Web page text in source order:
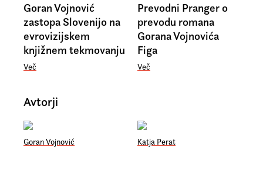
Goran Vojnović
zastopa Slovenijo na
evrovizijskem
knjižnem tekmovanju
Več
Prevodni Pranger o
prevodu romana
Gorana Vojnovića
Figa
Več
Avtorji
Goran Vojnović Katja Perat